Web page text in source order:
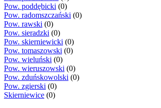
Pow. poddębicki (0)
Pow. radomszczański (0)
Pow. rawski (0)
Pow. sieradzki (0)
Pow. skierniewicki (0)
Pow. tomaszowski (0)
Pow. wieluński (0)
Pow. wieruszowski (0)
Pow. zduńskowolski (0)
Pow. zgierski (0)
Skierniewice (0)